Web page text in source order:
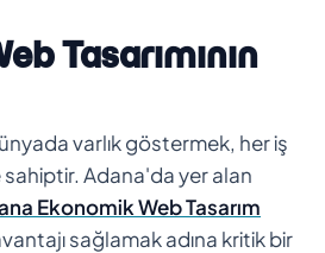
Tasarımının
varlık göstermek, her iş
Adana'da yer alan
Ekonomik Web Tasarım
sağlamak adına kritik bir